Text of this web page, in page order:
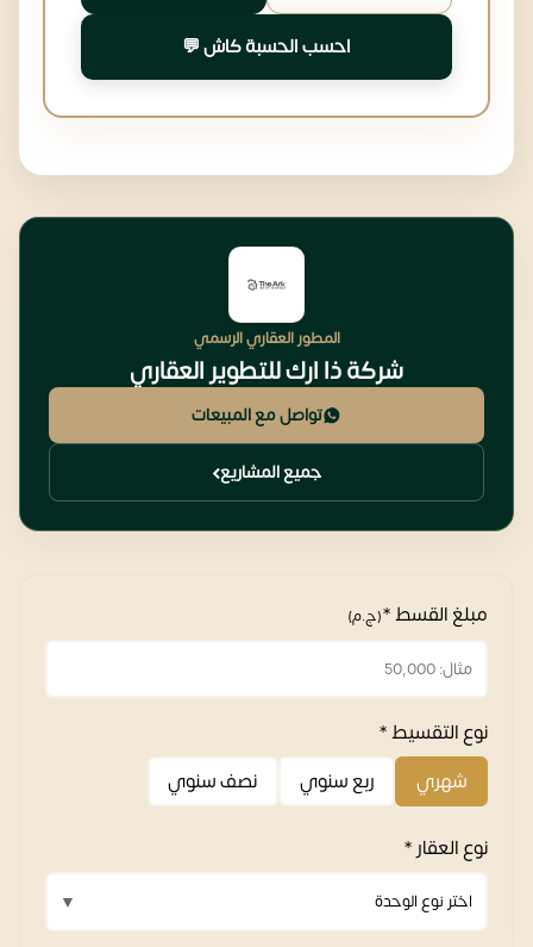
احسب الحسبة كاش 💬
المطور العقاري الرسمي
شركة ذا ارك للتطوير العقاري
تواصل مع المبيعات
جميع المشاريع
مبلغ القسط *(ج.م)
نوع التقسيط *
شهري
ربع سنوي نصف سنوي
نوع العقار *